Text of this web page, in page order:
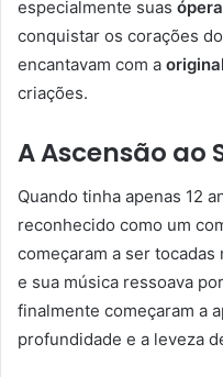
especialmente suas
conquistar os corações
encantavam com a
criações.
A Ascensão ao
Quando tinha apenas 12
reconhecido como um
começaram a ser
e sua música ressoava
finalmente começaram a
profundidade e a leveza